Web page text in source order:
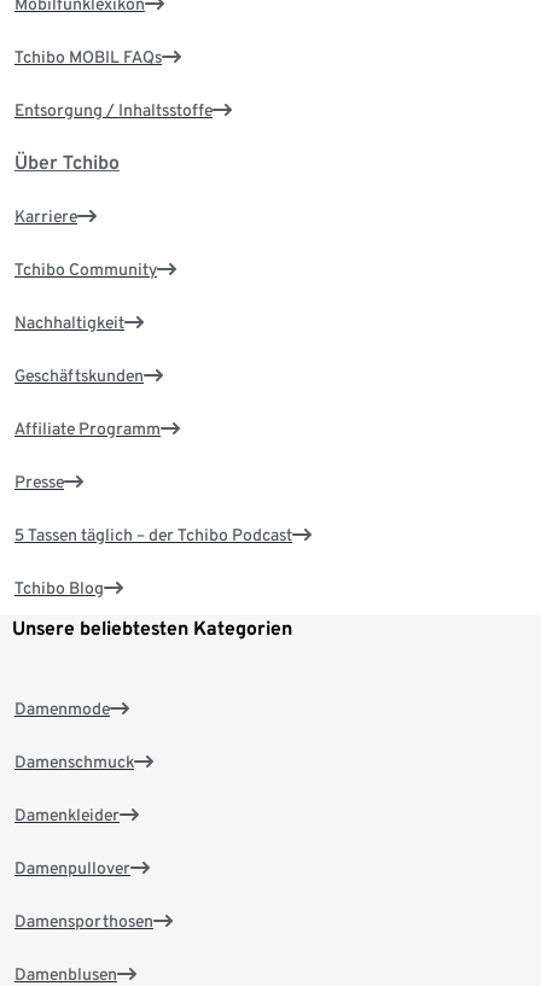
Mobilfunklexikon
Tchibo MOBIL FAQs
Entsorgung / Inhaltsstoffe
Über Tchibo
Karriere
Tchibo Community
Nachhaltigkeit
Geschäftskunden
Affiliate Programm
Presse
5 Tassen täglich – der Tchibo Podcast
Tchibo Blog
Unsere beliebtesten Kategorien
Damenmode
Damenschmuck
Damenkleider
Damenpullover
Damensporthosen
Damenblusen